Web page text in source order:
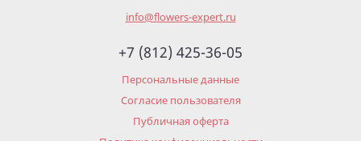
info@flowers-expert.ru
+7 (812) 425-36-05
Персональные данные
Согласие пользователя
Публичная оферта